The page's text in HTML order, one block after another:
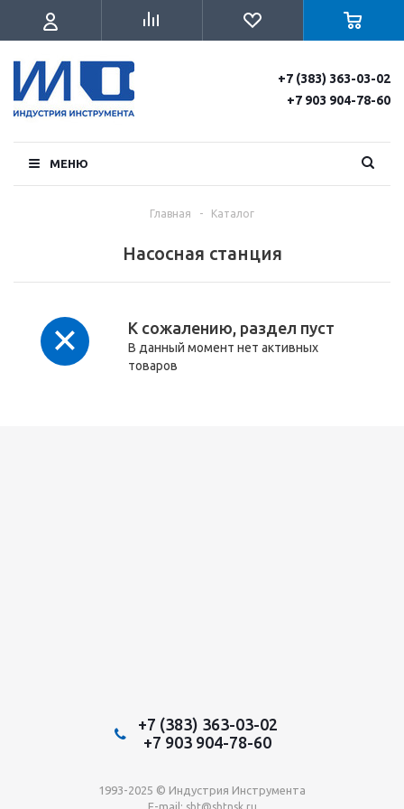
+7 (383) 363-03-02
+7 903 904-78-60
МЕНЮ
Главная - Каталог
Насосная станция
К сожалению, раздел пуст
В данный момент нет активных
товаров
+7 (383) 363-03-02
+7 903 904-78-60
1993-2025 © Индустрия Инструмента
E-mail: